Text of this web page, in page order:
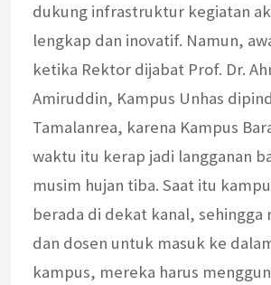
dukung infrastruktur kegiatan
lengkap dan inovatif. Namun,
ketika Rektor dijabat Prof. Dr.
Amiruddin, Kampus Unhas
Tamalanrea, karena Kampus
waktu itu kerap jadi langganan
musim hujan tiba. Saat itu
berada di dekat kanal, sehingga
dan dosen untuk masuk ke
kampus, mereka harus